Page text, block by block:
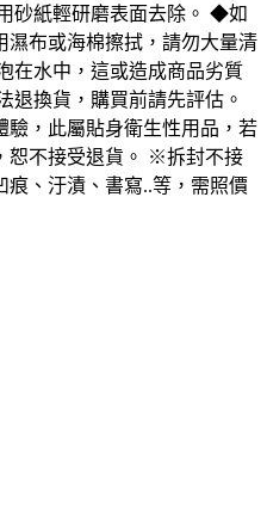
砂紙輕研磨表面去除。 ◆如
濕布或海棉擦拭，請勿大量清
在水中，這或造成商品劣質
換貨，購買前請先評估。
，此屬貼身衛生性用品，若
恕不接受退貨。 ※拆封不接
痕、汙漬、書寫..等，需照價